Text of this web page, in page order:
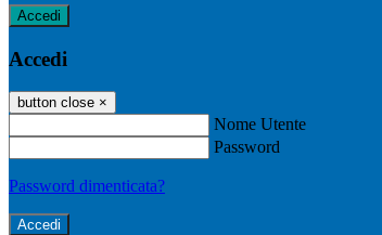
Accedi
Accedi
button close ×
Nome Utente
Password
Password dimenticata?